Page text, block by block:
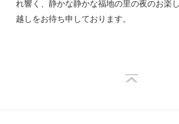
れ響く、静かな静かな福地の里の夜のお楽
越しをお待ち申しております。